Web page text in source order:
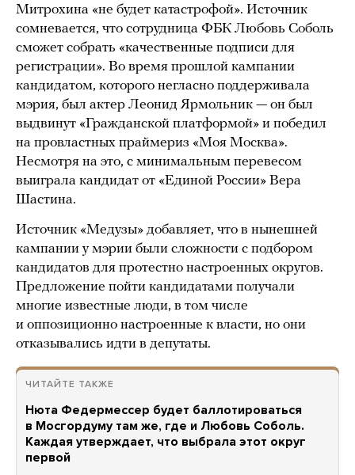
Митрохина «не будет катастрофой». Источник
сомневается, что сотрудница ФБК Любовь Соболь
сможет собрать «качественные подписи для
регистрации». Во время прошлой кампании
кандидатом, которого негласно поддерживала
мэрия, был актер Леонид Ярмольник — он был
выдвинут «Гражданской платформой» и победил
на провластных праймериз «Моя Москва».
Несмотря на это, с минимальным перевесом
выиграла кандидат от «Единой России» Вера
Шастина.
Источник «Медузы» добавляет, что в нынешней
кампании у мэрии были сложности с подбором
кандидатов для протестно настроенных округов.
Предложение пойти кандидатами получали
многие известные люди, в том числе
и оппозиционно настроенные к власти, но они
отказывались идти в депутаты.
ЧИТАЙТЕ ТАКЖЕ
Нюта Федермессер будет баллотироваться
в Мосгордуму там же, где и Любовь Соболь.
Каждая утверждает, что выбрала этот округ
первой